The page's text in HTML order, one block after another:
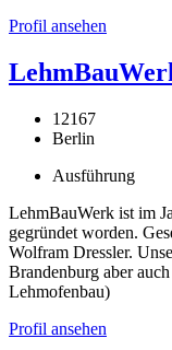
Profil ansehen
12167
Berlin
Ausführung
LehmBauWerk ist im
gegründet worden.
Wolfram Dressler.
Brandenburg aber
Lehmofenbau)
Profil ansehen